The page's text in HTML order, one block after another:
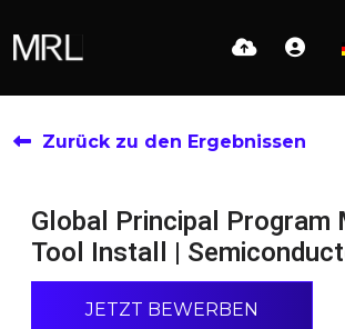
Zurück zu den Ergebnissen
Global Principal Program
Tool Install |
JETZT BEWERBEN